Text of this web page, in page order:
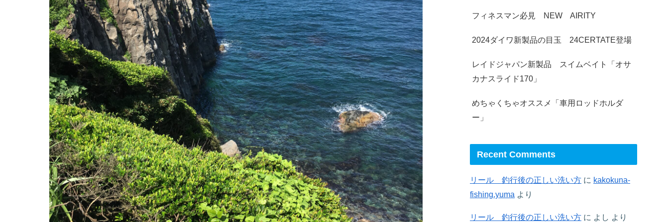
フィネスマン必見 NEW AIRITY
2024ダイワ新製品の目玉 24CERTATE登場
レイドジャパン新製品 スイムベイト「オサ
カナスライド170」
めちゃくちゃオススメ「車用ロッドホルダ
ー」
Recent Comments
リール 釣行後の正しい洗い方 に kakokuna-
fishing.yuma より
リール 釣行後の正しい洗い方 に よし より